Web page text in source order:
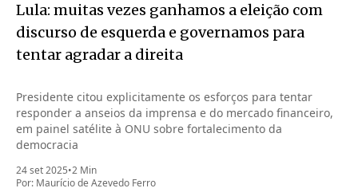
Lula: muitas vezes ganhamos a eleição com
discurso de esquerda e governamos para
tentar agradar a direita
Presidente citou explicitamente os esforços para tentar
responder a anseios da imprensa e do mercado financeiro,
em painel satélite à ONU sobre fortalecimento da
democracia
24 set 2025•2 Min
Por: Maurício de Azevedo Ferro